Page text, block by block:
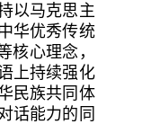
以马克思主
华优秀传统
核心理念，
上持续强化
民族共同体
话能力的同